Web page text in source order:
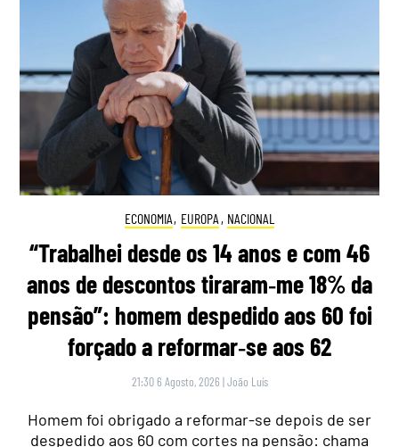
ECONOMIA, EUROPA , NACIONAL
“Trabalhei desde os 14 anos e com 46
anos de descontos tiraram‑me 18% da
pensão”: homem despedido aos 60 foi
forçado a reformar‑se aos 62
21:30 6 Agosto, 2026 |João Luís
Homem foi obrigado a reformar-se depois de ser
despedido aos 60 com cortes na pensão: chama